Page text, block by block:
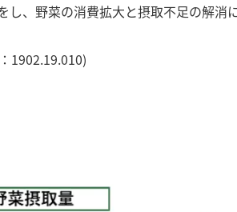
、野菜の消費拡大と摂取不足の解消に
：1902.19.010)